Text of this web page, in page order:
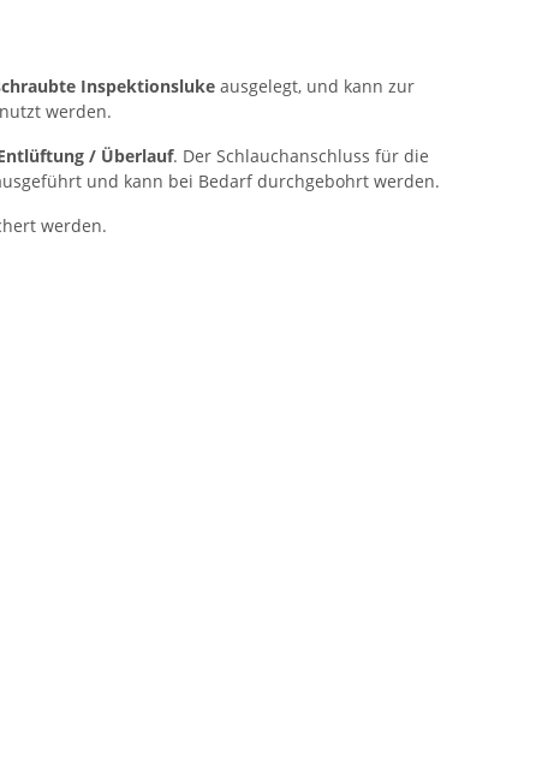
Inspektionsluke ausgelegt, und kann zur
werden.
/ Überlauf. Der Schlauchanschluss für die
und kann bei Bedarf durchgebohrt werden.
werden.